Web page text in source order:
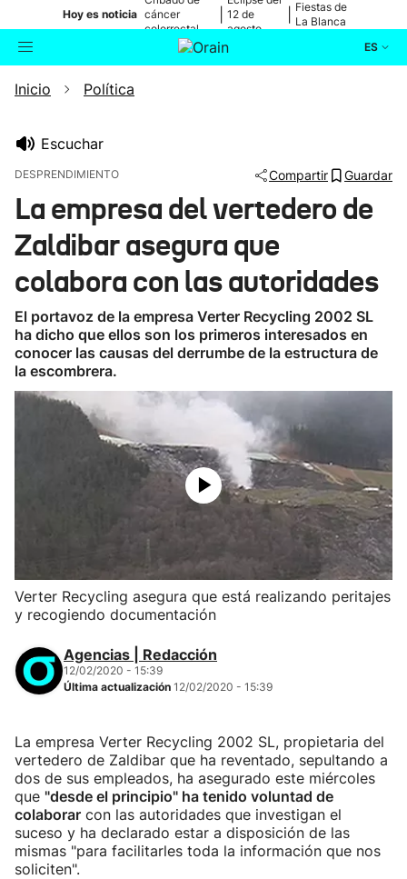
Hoy es noticia cáncer
colorrectal
12 de
agosto
Fiestas de
La Blanca
ES
Buscador
Ikusmiran
Eguraldia
Inicio Política
Escuchar
DESPRENDIMIENTO Compartir Guardar
La empresa del vertedero de
Zaldibar asegura que
colabora con las autoridades
El portavoz de la empresa Verter Recycling 2002 SL
ha dicho que ellos son los primeros interesados en
conocer las causas del derrumbe de la estructura de
la escombrera.
Verter Recycling asegura que está realizando peritajes
y recogiendo documentación
Agencias | Redacción
12/02/2020 - 15:39
Última actualización 12/02/2020 - 15:39
La empresa Verter Recycling 2002 SL, propietaria del
vertedero de Zaldibar que ha reventado, sepultando a
dos de sus empleados, ha asegurado este miércoles
que "desde el principio" ha tenido voluntad de
colaborar con las autoridades que investigan el
suceso y ha declarado estar a disposición de las
mismas "para facilitarles toda la información que nos
soliciten".